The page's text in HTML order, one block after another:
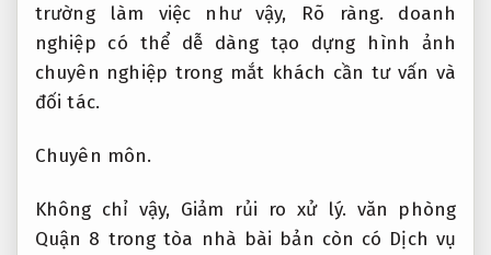
trường làm việc như vậy, Rõ ràng. doanh
nghiệp có thể dễ dàng tạo dựng hình ảnh
chuyên nghiệp trong mắt khách cần tư vấn và
đối tác.
Chuyên môn.
Không chỉ vậy, Giảm rủi ro xử lý. văn phòng
Quận 8 trong tòa nhà bài bản còn có Dịch vụ